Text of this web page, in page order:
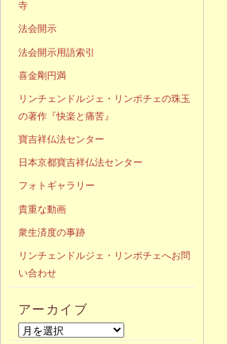
寺
法会開示
法会開示用語索引
喜金剛円満
リンチェンドルジェ・リンポチェの珠玉
の著作『快楽と痛苦』
寶吉祥仏法センター
日本京都寶吉祥仏法センター
フォトギャラリー
貴重な動画
衆生済度の事跡
リンチェンドルジェ・リンポチェへお問
い合わせ
アーカイブ